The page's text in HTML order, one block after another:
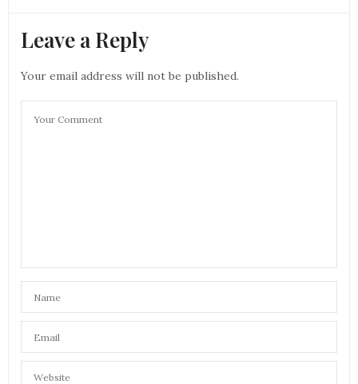
Leave a Reply
Your email address will not be published.